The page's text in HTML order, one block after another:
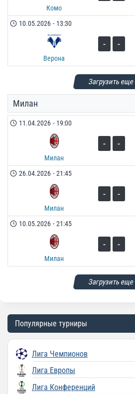
Комо
10.05.2026 - 13:30
Верона
- -
Загрузить еще
Милан
11.04.2026 - 19:00
Милан
- -
26.04.2026 - 21:45
Милан
- -
10.05.2026 - 21:45
Милан
- -
Загрузить еще
Популярные турниры
Лига Чемпионов
Лига Европы
Лига Конференций